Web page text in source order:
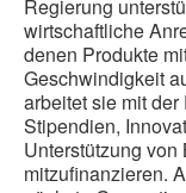
Regierung
wirtschaftliche
denen Produkte
Geschwindigkeit
arbeitet sie mit
Stipendien,
Unterstützung
mitzufinanzieren.